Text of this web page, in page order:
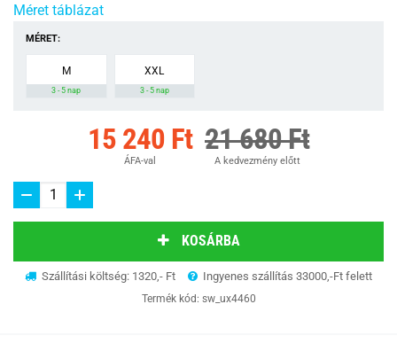
Méret táblázat
MÉRET:
M
3 - 5 nap
XXL
3 - 5 nap
15 240 Ft
ÁFA-val
21 680 Ft
A kedvezmény előtt
KOSÁRBA
Szállítási költség: 1320,- Ft Ingyenes szállítás 33000,-Ft felett
Termék kód: sw_ux4460